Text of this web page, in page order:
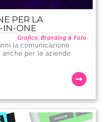
PER LA
IN-ONE
Grafica, Branding & Foto
la comunicazione
per le aziende.